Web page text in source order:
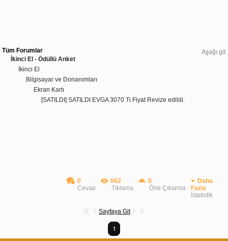
Aşağı git
Tüm Forumlar
İkinci El - Ödüllü Anket
İkinci El
Bilgisayar ve Donanımları
Ekran Kartı
[SATILDI] SATILDI EVGA 3070 Ti Fiyat Revize edildi.
0
Cevap
662
Tıklama
0
Öne Çıkarma
Daha
Fazla
İstatistik
Sayfaya Git
1